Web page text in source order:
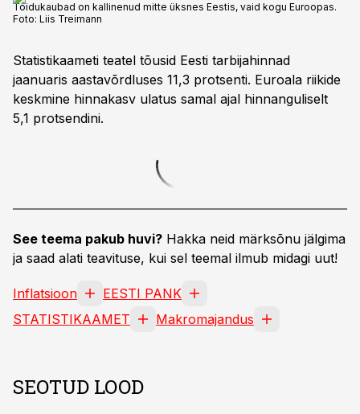
Toidukaubad on kallinenud mitte üksnes Eestis, vaid kogu Euroopas.
Foto: Liis Treimann
Statistikaameti teatel tõusid Eesti tarbijahinnad
jaanuaris aastavõrdluses 11,3 protsenti. Euroala riikide
keskmine hinnakasv ulatus samal ajal hinnanguliselt
5,1 protsendini.
See teema pakub huvi? Hakka neid märksõnu jälgima
ja saad alati teavituse, kui sel teemal ilmub midagi uut!
Inflatsioon
EESTI PANK
STATISTIKAAMET
Makromajandus
SEOTUD LOOD